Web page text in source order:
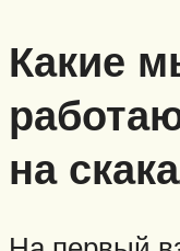
Какие
на